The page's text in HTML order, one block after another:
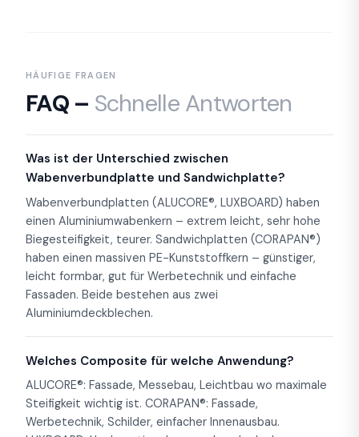
HÄUFIGE FRAGEN
FAQ – Schnelle Antworten
Was ist der Unterschied zwischen
Wabenverbundplatte und Sandwichplatte?
Wabenverbundplatten (ALUCORE®, LUXBOARD) haben
einen Aluminiumwabenkern – extrem leicht, sehr hohe
Biegesteifigkeit, teurer. Sandwichplatten (CORAPAN®)
haben einen massiven PE-Kunststoffkern – günstiger,
leicht formbar, gut für Werbetechnik und einfache
Fassaden. Beide bestehen aus zwei
Aluminiumdeckblechen.
Welches Composite für welche Anwendung?
ALUCORE®: Fassade, Messebau, Leichtbau wo maximale
Steifigkeit wichtig ist. CORAPAN®: Fassade,
Werbetechnik, Schilder, einfacher Innenausbau.